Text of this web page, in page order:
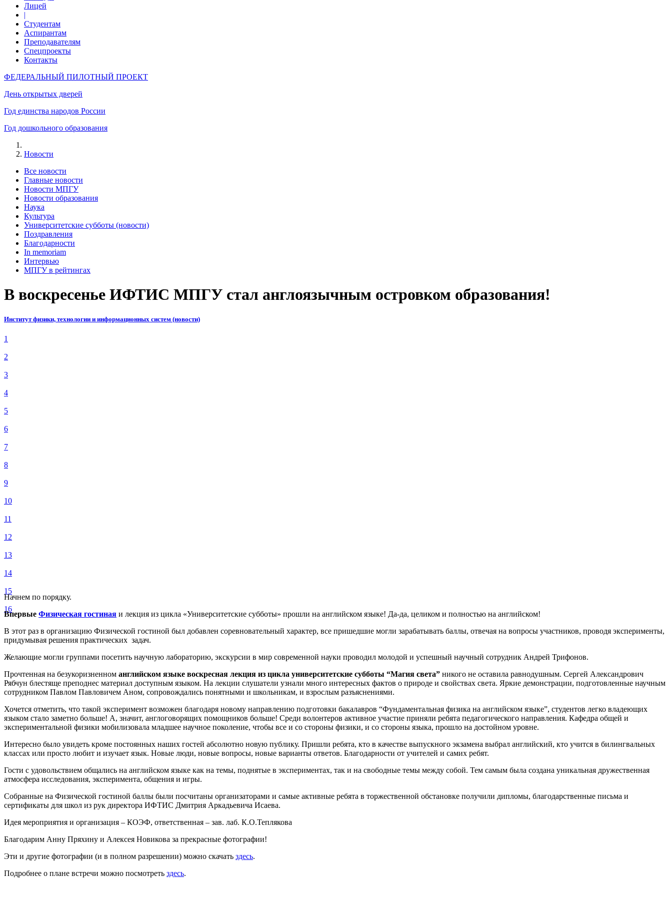
Лицей
|
Студентам
Аспирантам
Преподавателям
Спецпроекты
Контакты
ФЕДЕРАЛЬНЫЙ ПИЛОТНЫЙ ПРОЕКТ
День открытых дверей
Год единства народов России
Год дошкольного образования
Новости
Все новости
Главные новости
Новости МПГУ
Новости образования
Наука
Культура
Университетские субботы (новости)
Поздравления
Благодарности
In memoriam
Интервью
МПГУ в рейтингах
В воскресенье ИФТИС МПГУ стал англоязычным островком образования!
Институт физики, технологии и информационных систем (новости)
1
2
3
4
5
6
7
8
9
10
11
12
13
14
15
16
Начнем по порядку.
Впервые Физическая гостиная и лекция из цикла «Университетские субботы» прошли на английском языке! Да-да, целиком и полностью на английском!
В этот раз в организацию Физической гостиной был добавлен соревновательный характер, все пришедшие могли зарабатывать баллы, отвечая на вопросы участников, проводя эксперименты,
придумывая решения практических задач.
Желающие могли группами посетить научную лабораторию, экскурсии в мир современной науки проводил молодой и успешный научный сотрудник Андрей Трифонов.
Прочтенная на безукоризненном английском языке воскресная лекция из цикла университетские субботы “Магия света” никого не оставила равнодушным. Сергей Александрович
Рябчун блестяще преподнес материал доступным языком. На лекции слушатели узнали много интересных фактов о природе и свойствах света. Яркие демонстрации, подготовленные научным
сотрудником Павлом Павловичем Аном, сопровождались понятными и школьникам, и взрослым разъяснениями.
Хочется отметить, что такой эксперимент возможен благодаря новому направлению подготовки бакалавров “Фундаментальная физика на английском языке”, студентов легко владеющих
языком стало заметно больше! А, значит, англоговорящих помощников больше! Среди волонтеров активное участие приняли ребята педагогического направления. Кафедра общей и
экспериментальной физики мобилизовала младшее научное поколение, чтобы все и со стороны физики, и со стороны языка, прошло на достойном уровне.
Интересно было увидеть кроме постоянных наших гостей абсолютно новую публику. Пришли ребята, кто в качестве выпускного экзамена выбрал английский, кто учится в билингвальных
классах или просто любит и изучает язык. Новые люди, новые вопросы, новые варианты ответов. Благодарности от учителей и самих ребят.
Гости с удовольствием общались на английском языке как на темы, поднятые в экспериментах, так и на свободные темы между собой. Тем самым была создана уникальная дружественная
атмосфера исследования, эксперимента, общения и игры.
Собранные на Физической гостиной баллы были посчитаны организаторами и самые активные ребята в торжественной обстановке получили дипломы, благодарственные письма и
сертификаты для школ из рук директора ИФТИС Дмитрия Аркадьевича Исаева.
Идея мероприятия и организация – КОЭФ, ответственная – зав. лаб. К.О.Теплякова
Благодарим Анну Пряхину и Алексея Новикова за прекрасные фотографии!
Эти и другие фотографии (и в полном разрешении) можно скачать здесь.
Подробнее о плане встречи можно посмотреть здесь.